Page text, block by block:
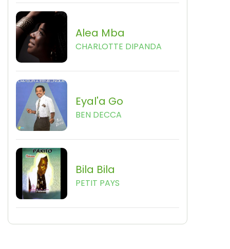
Alea Mba
CHARLOTTE DIPANDA
Eyal'a Go
BEN DECCA
Bila Bila
PETIT PAYS